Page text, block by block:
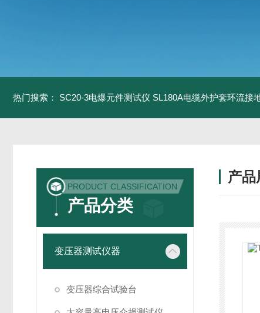
热门搜索： SC20-3电爆元件测试仪 SL180A电缆外护套环流接
PRODUCT CLASSIFICATION
产品分类
变压器测试仪器
变压器综合试验台
产品